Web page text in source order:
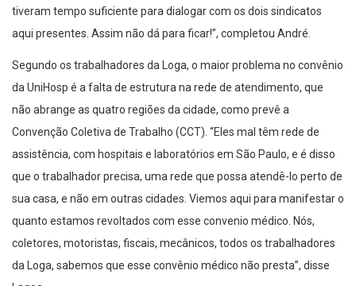
tiveram tempo suficiente para dialogar com os dois sindicatos
aqui presentes. Assim não dá para ficar!”, completou André.
Segundo os trabalhadores da Loga, o maior problema no convênio
da UniHosp é a falta de estrutura na rede de atendimento, que
não abrange as quatro regiões da cidade, como prevê a
Convenção Coletiva de Trabalho (CCT). “Eles mal têm rede de
assistência, com hospitais e laboratórios em São Paulo, e é disso
que o trabalhador precisa, uma rede que possa atendê-lo perto de
sua casa, e não em outras cidades. Viemos aqui para manifestar o
quanto estamos revoltados com esse convenio médico. Nós,
coletores, motoristas, fiscais, mecânicos, todos os trabalhadores
da Loga, sabemos que esse convênio médico não presta”, disse